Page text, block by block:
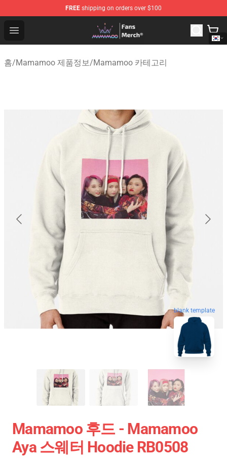
FREE shipping on orders over $100
Open menu
Mamamoo Store - Official Mamamoo Merchandise Shop
홈/Mamamoo 제품정보/Mamamoo 카테고리
blank template
Mamamoo 후드 - Mamamoo
Aya 스웨터 Hoodie RB0508